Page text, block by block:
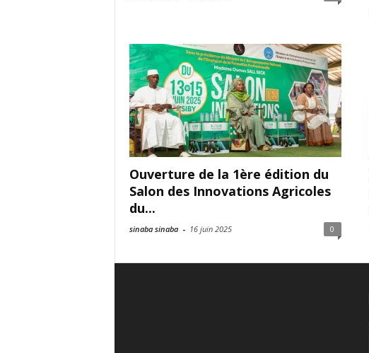
Ouverture de la 1ère édition du
Salon des Innovations Agricoles
du...
sinaba sinaba - 16 juin 2025 0